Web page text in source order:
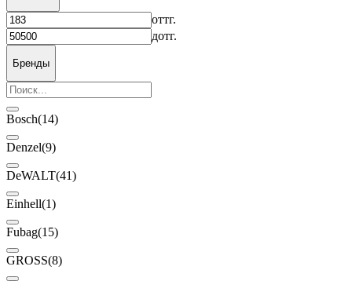
оттг.
дотг.
Бренды
Bosch(14)
Denzel(9)
DeWALT(41)
Einhell(1)
Fubag(15)
GROSS(8)